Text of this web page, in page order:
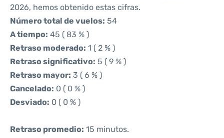
2026, hemos obtenido estas cifras.
Número total de vuelos: 54
A tiempo: 45 ( 83 % )
Retraso moderado: 1 ( 2 % )
Retraso significativo: 5 ( 9 % )
Retraso mayor: 3 ( 6 % )
Cancelado: 0 ( 0 % )
Desviado: 0 ( 0 % )
Retraso promedio: 15 minutos.